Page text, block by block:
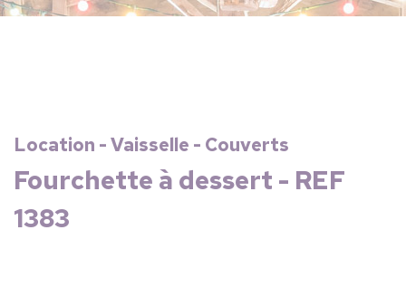
Location - Vaisselle - Couverts
Fourchette à dessert - REF
1383